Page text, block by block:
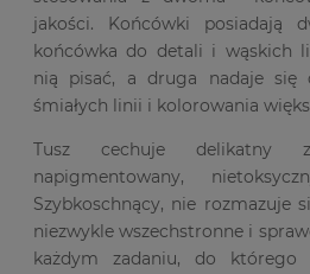
jakości. Końcówki posiadają
końcówka do detali i wąskich
nią pisać, a druga nadaje się
śmiałych linii i kolorowania
Tusz cechuje delikatny
napigmentowany,
Szybkoschnący, nie rozmazuje
niezwykle wszechstronne i
każdym zadaniu, do którego